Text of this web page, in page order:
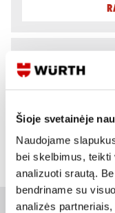
Šioje svetainėje
Naudojame
bei skelbimus,
analizuoti srautą.
bendriname su
analizės
Variantai